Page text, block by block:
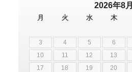
2026年8月
月 火 水 木
3
4 5 6
10
11 12 13
17
18 19 20